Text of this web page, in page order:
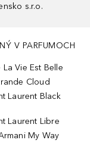
s.r.o.
V PARFUMOCH
La Vie Est Belle
Cloud
Laurent Black
Laurent Libre
My Way